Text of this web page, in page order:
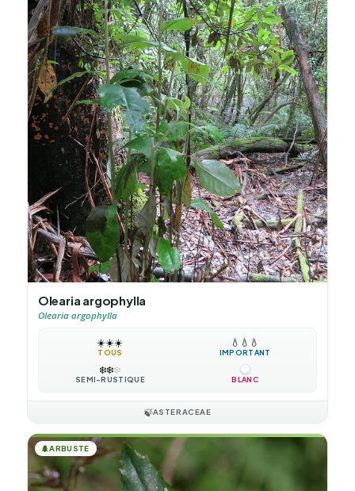
Olearia argophylla
Olearia argophylla
☀️☀️☀️
TOUS
💧 💧 💧
IMPORTANT
❄️❄️❄️
SEMI-RUSTIQUE BLANC
🍃ASTERACEAE
🌲ARBUSTE